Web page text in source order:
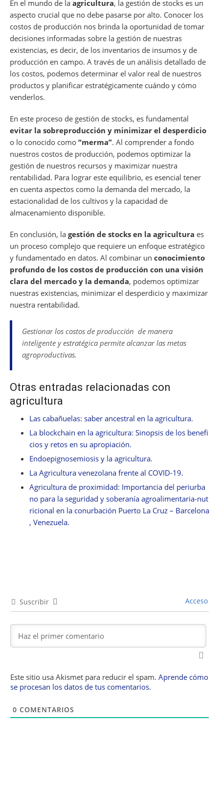
En el mundo de la agricultura, la gestión de stocks es un
aspecto crucial que no debe pasarse por alto. Conocer los
costos de producción nos brinda la oportunidad de tomar
decisiones informadas sobre la gestión de nuestras
existencias, es decir, de los inventarios de insumos y de
producción en campo. A través de un análisis detallado de
los costos, podemos determinar el valor real de nuestros
productos y planificar estratégicamente cuándo y cómo
venderlos.
En este proceso de gestión de stocks, es fundamental
evitar la sobreproducción y minimizar el desperdicio
o lo conocido como “merma”. Al comprender a fondo
nuestros costos de producción, podemos optimizar la
gestión de nuestros recursos y maximizar nuestra
rentabilidad. Para lograr este equilibrio, es esencial tener
en cuenta aspectos como la demanda del mercado, la
estacionalidad de los cultivos y la capacidad de
almacenamiento disponible.
En conclusión, la gestión de stocks en la agricultura es
un proceso complejo que requiere un enfoque estratégico
y fundamentado en datos. Al combinar un conocimiento
profundo de los costos de producción con una visión
clara del mercado y la demanda, podemos optimizar
nuestras existencias, minimizar el desperdicio y maximizar
nuestra rentabilidad.
Gestionar los costos de producción de manera
inteligente y estratégica permite alcanzar las metas
agroproductivas.
Otras entradas relacionadas con
agricultura
Las cabañuelas: saber ancestral en la agricultura.
La blockchain en la agricultura: Sinopsis de los benefi
cios y retos en su apropiación.
Endoepignosemiosis y la agricultura.
La Agricultura venezolana frente al COVID-19.
Agricultura de proximidad: Importancia del periurba
no para la seguridad y soberanía agroalimentaria-nut
ricional en la conurbación Puerto La Cruz – Barcelona
, Venezuela.
Suscribir Acceso
Este sitio usa Akismet para reducir el spam. Aprende cómo
se procesan los datos de tus comentarios.
0 COMENTARIOS